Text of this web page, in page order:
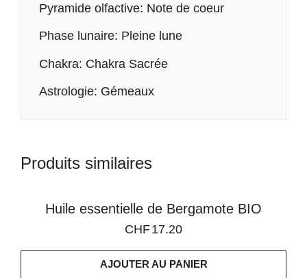
Pyramide olfactive: Note de coeur
Phase lunaire: Pleine lune
Chakra: Chakra Sacrée
Astrologie: Gémeaux
Produits similaires
Huile essentielle de Bergamote BIO
CHF17.20
AJOUTER AU PANIER